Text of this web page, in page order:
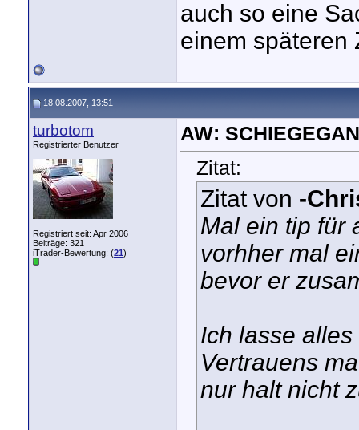
auch so eine
einem späteren
18.08.2007, 13:51
turbotom
Registrierter Benutzer
Registriert seit: Apr 2006
Beiträge: 321
iTrader-Bewertung: (21)
AW:
Zitat:
Zitat von -
Mal ein tip für
vorhher mal
bevor er
Ich lasse
Vertrauens
nur halt nicht